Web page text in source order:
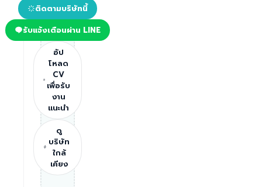
ติดตามบริษัทนี้
รับแจ้งเตือนผ่าน LINE
อัป
โหลด
CV
เพื่อรับ
งาน
แนะนำ
ดู
บริษัท
ใกล้
เคียง